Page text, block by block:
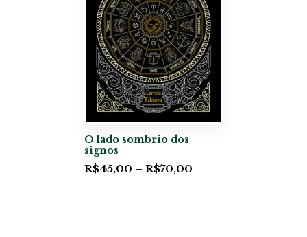
O lado sombrio dos
signos
R$45,00 – R$70,00